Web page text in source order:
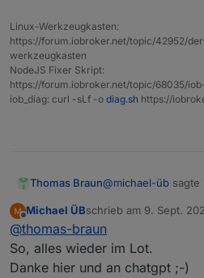
Linux-Werkzeugkasten:
https://forum.iobroker.net/topic/42952/
werkzeugkasten
NodeJS Fixer Skript:
https://forum.iobroker.net/topic/68035/
iob_diag: curl -sLf -o diag.sh https://
Thomas Braun@michael-üb sagte
sonst hätte ich
Dann hättest du
OS und 14 beim
Offline
Michael ÜBschrieb am 9. Sept.
zuletzt editiert von
@thomas-braun
So, alles wieder im Lot.
Danke hier und an chatgpt ;-)